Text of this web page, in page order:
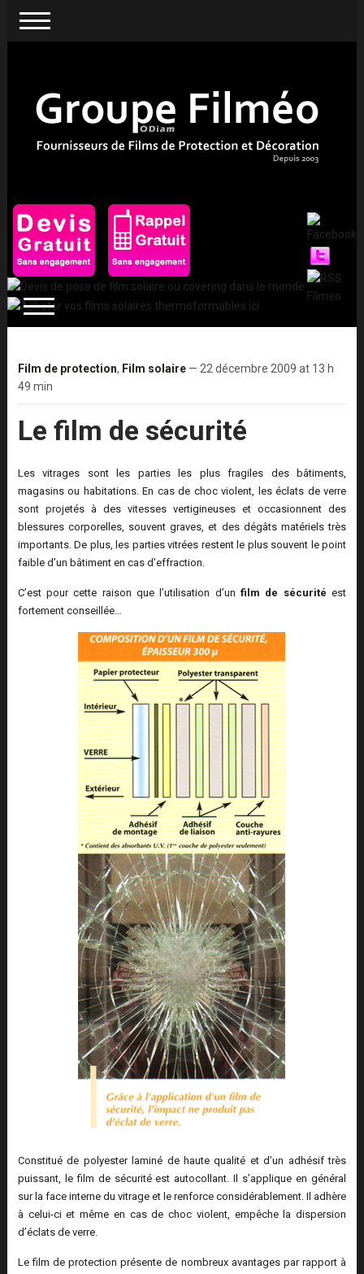
Film de protection, Film solaire— 22 décembre 2009 at 13 h
49 min
Le film de sécurité
Les vitrages sont les parties les plus fragiles des bâtiments,
magasins ou habitations. En cas de choc violent, les éclats de verre
sont projetés à des vitesses vertigineuses et occasionnent des
blessures corporelles, souvent graves, et des dégâts matériels très
importants. De plus, les parties vitrées restent le plus souvent le point
faible d’un bâtiment en cas d’effraction.
C’est pour cette raison que l’utilisation d’unfilm de sécurité est
fortement conseillée…
Constitué de polyester laminé de haute qualité et d’un adhésif très
puissant, le film de sécurité est autocollant. Il s’applique en général
sur la face interne du vitrage et le renforce considérablement. Il adhère
à celui-ci et même en cas de choc violent, empêche la dispersion
d’éclats de verre.
Le film de protection présente de nombreux avantages par rapport à